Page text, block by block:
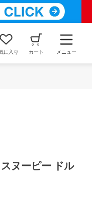
に入り カート メニュー
ヌーピー ドル